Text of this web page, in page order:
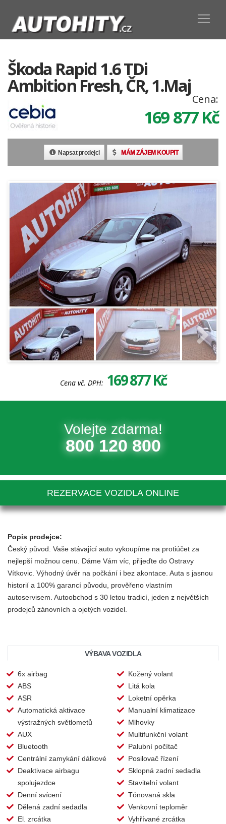
Škoda Rapid 1.6 TDi
Ambition Fresh, ČR, 1.Maj
Cena:
169 877Kč
Napsat prodejci MÁM ZÁJEM KOUPIT
Cena vč. DPH: 169 877 Kč
Volejte zdarma!
800 120 800
REZERVACE VOZIDLA ONLINE
Popis prodejce:
Český původ. Vaše stávající auto vykoupíme na protiúčet za
nejlepší možnou cenu. Dáme Vám víc, přijeďte do Ostravy
Vítkovic. Výhodný úvěr na počkání i bez akontace. Auta s jasnou
historií a 100% garancí původu, prověřeno vlastním
autoservisem. Autoobchod s 30 letou tradicí, jeden z největších
prodejců zánovních a ojetých vozidel.
VÝBAVA VOZIDLA
6x airbag
ABS
ASR
Automatická aktivace
výstražných světlometů
AUX
Bluetooth
Centrální zamykání dálkové
Deaktivace airbagu
spolujezdce
Denní svícení
Dělená zadní sedadla
El. zrcátka
Kožený volant
Litá kola
Loketní opěrka
Manualní klimatizace
Mlhovky
Multifunkční volant
Palubní počítač
Posilovač řízení
Sklopná zadní sedadla
Stavitelní volant
Tónovaná skla
Venkovní teploměr
Vyhřívané zrcátka